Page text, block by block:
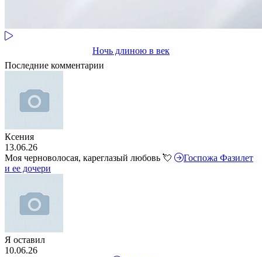
Ночь длиною в век
Последние комментарии
Ксения
13.06.26
Моя черноволосая, кареглазый любовь 💘
Госпожа Фазилет
и ее дочери
Я оставил
10.06.26